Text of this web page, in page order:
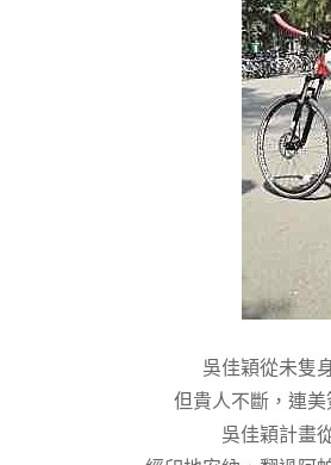
吳佳穎從未隻
但貴人不斷，連
吳佳穎計畫